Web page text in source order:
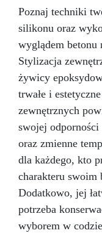
małe liście
morski
kolorowej
szlachetnych.
pomocą
idealny
aktywności.
na prezent
biżuterii
wyjątkowej
Twojemu
będziesz
kreatywny
w cenie
stwórz
Twoją
Poznaj techniki
silikonu oraz
wyglądem betonu
Stylizacja
żywicy
trwałe i
zewnętrznych
swojej
oraz zmienne
dla każdego, kto
charakteru swoim
Dodatkowo, jej
potrzeba
wyborem w